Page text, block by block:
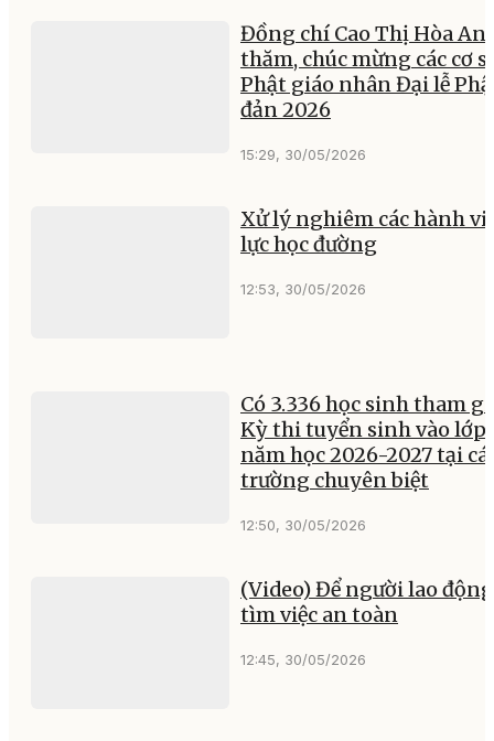
Đồng chí Cao Thị Hòa An
thăm, chúc mừng các cơ
Phật giáo nhân Đại lễ
đản 2026
15:29, 30/05/2026
Xử lý nghiêm các hành vi
lực học đường
12:53, 30/05/2026
Có 3.336 học sinh tham
Kỳ thi tuyển sinh vào lớp
năm học 2026-2027 tại
trường chuyên biệt
12:50, 30/05/2026
(Video) Để người lao động
tìm việc an toàn
12:45, 30/05/2026